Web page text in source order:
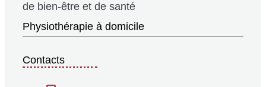
de bien-être et de santé
Physiothérapie à domicile
Contacts